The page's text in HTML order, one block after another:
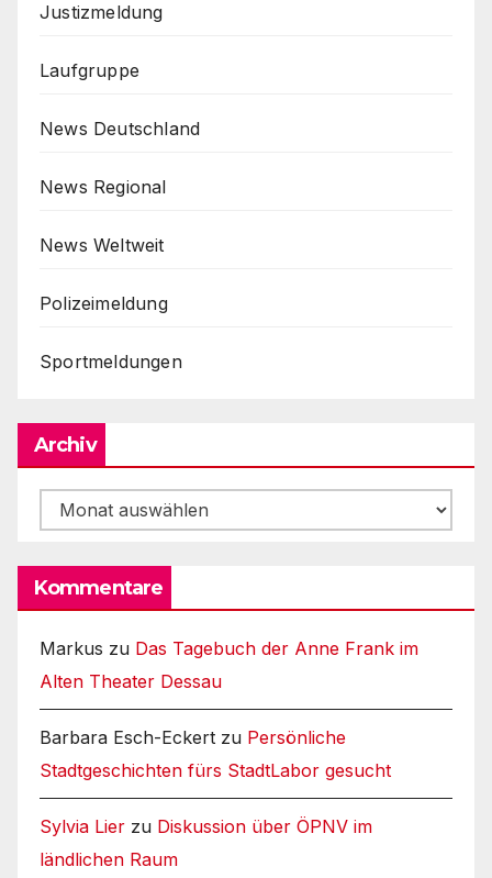
Justizmeldung
Laufgruppe
News Deutschland
News Regional
News Weltweit
Polizeimeldung
Sportmeldungen
Archiv
Archiv
Kommentare
Markus zu Das Tagebuch der Anne Frank im
Alten Theater Dessau
Barbara Esch-Eckert zu Persönliche
Stadtgeschichten fürs StadtLabor gesucht
Sylvia Lier zu Diskussion über ÖPNV im
ländlichen Raum